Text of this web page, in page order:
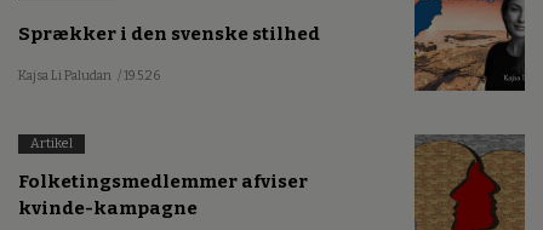
Sprækker i den svenske stilhed
Kajsa Li Paludan / 19.5.26
Artikel
Folketingsmedlemmer afviser
kvinde-kampagne